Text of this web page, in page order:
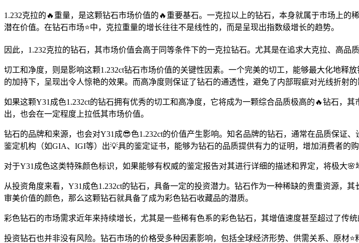
1.232克拉的🔥重量，是这颗钻石市场价值的🔥重要基石。一克拉以上的钻石，本身就属于市场上
潜在价值。在钻石市场⭐中，克拉重量的增长往往不是线性的，而是呈现出指数级增长的趋势。
因此，1.232克拉的钻石，其市场价值会高于同等条件下的一克拉钻石。尤其是在追求大克拉、高品
切工和净度，则是影响这颗1.232ct钻石市场价值的关键性因素。一个完美的切工，能够最大化地
的加持下，呈现出令人惊艳的效果。而高净度则保证了钻石的通透性，避免了内部瑕疵对光线折射的
如果这颗Y31成色1.232ct的钻石拥有优秀的切工和高净度，它将成为一颗综合品质极高的🔥钻石，
出，也会在一定程度上拉低其市场价值。
钻石的品牌和来源，也会对Y31成😎色1.232ct的价值产生影响。知名品牌的钻石，通常在品质保证
鉴定机构（如GIA、IGI等）出💡具的鉴定证书，能够为钻石的品质提供有力的证明，增加消费者的
对于Y31成色这类特殊颜色标识，如果能够有权威的鉴定报告对其进行详细的描述和界定，将极大🌸
从投资角度来看，Y31成色1.232ct的钻石，具备一定的投资潜力。钻石作为一种稀缺的贵重资源，
审美价值的颜色，那么这颗钻石就具备了成为彩色钻石收藏品的潜质。
彩色钻石的市场需求近年来持续增长，尤其是一些稀有色系的彩色钻石，其增值速度甚至超过了传
投资钻石也并非没有风险。钻石市场的价格受多种因素影响，包括全球经济形势、供需关系、原材